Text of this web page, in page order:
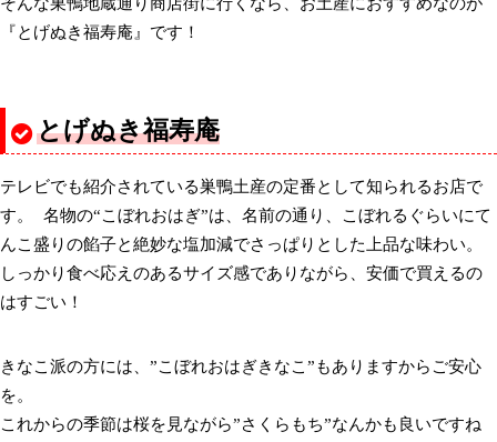
そんな巣鴨地蔵通り商店街に行くなら、お土産におすすめなのが
『とげぬき福寿庵』です！
とげぬき福寿庵
テレビでも紹介されている巣鴨土産の定番として知られるお店で
す。 名物の“こぼれおはぎ”は、名前の通り、こぼれるぐらいにて
んこ盛りの餡子と絶妙な塩加減でさっぱりとした上品な味わい。
しっかり食べ応えのあるサイズ感でありながら、安価で買えるの
はすごい！
きなこ派の方には、”こぼれおはぎきなこ”もありますからご安心
を。
これからの季節は桜を見ながら”さくらもち”なんかも良いですね